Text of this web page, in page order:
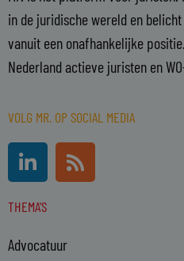
in de juridische wereld en
vanuit een onafhankelijke
Nederland actieve juristen en
VOLG MR. OP SOCIAL MEDIA
L
i
n
k
d
R
s
s
THEMA'S
Advocatuur